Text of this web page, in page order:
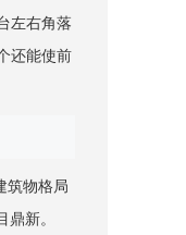
左右角落
还能使前
筑物格局
新。